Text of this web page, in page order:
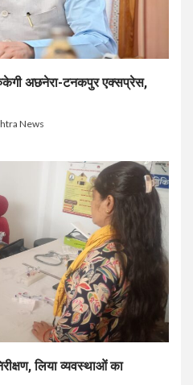
अछनेरा-टनकपुर एक्सप्रेस,
News
लिया व्यवस्थाओं का